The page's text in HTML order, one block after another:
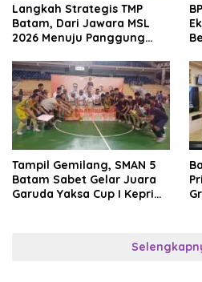
Langkah Strategis TMP
Batam, Dari Jawara MSL
2026 Menuju Panggung
Tampil Gemilang, SMAN 5
Batam Sabet Gelar Juara
Garuda Yaksa Cup I Kepri